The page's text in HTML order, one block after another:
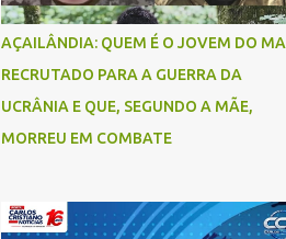
AÇAILÂNDIA: QUEM É O JOVEM DO MA
RECRUTADO PARA A GUERRA DA
UCRÂNIA E QUE, SEGUNDO A MÃE,
MORREU EM COMBATE